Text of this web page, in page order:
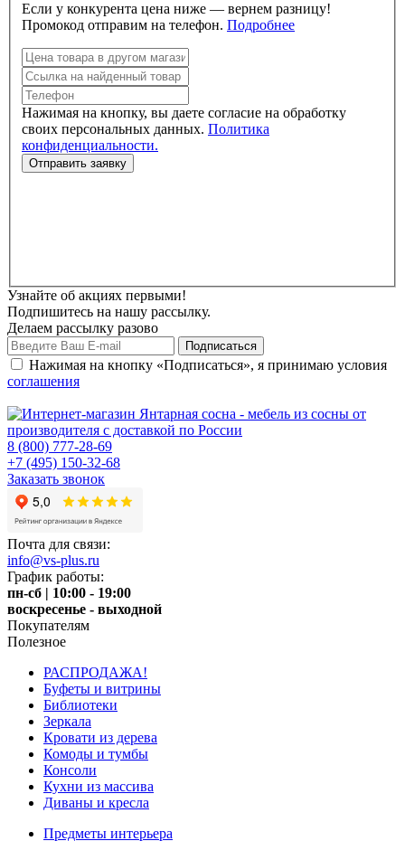
Если у конкурента цена ниже — вернем разницу!
Промокод отправим на телефон. Подробнее
Нажимая на кнопку, вы даете согласие на обработку
своих персональных данных. Политика
конфиденциальности.
Узнайте об акциях первыми!
Подпишитесь на нашу рассылку.
Делаем рассылку разово
Нажимая на кнопку «Подписаться», я принимаю условия
соглашения
8 (800) 777-28-69
+7 (495) 150-32-68
Заказать звонок
Почта для связи:
info@vs-plus.ru
График работы:
пн-сб | 10:00 - 19:00
воскресенье - выходной
Покупателям
Полезное
РАСПРОДАЖА!
Буфеты и витрины
Библиотеки
Зеркала
Кровати из дерева
Комоды и тумбы
Консоли
Кухни из массива
Диваны и кресла
Предметы интерьера